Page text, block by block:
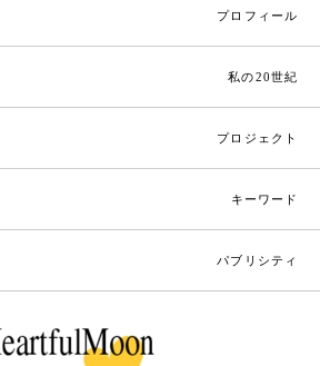
プロフィール
私の20世紀
プロジェクト
キーワード
パブリシティ